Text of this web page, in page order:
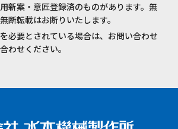
新案・意匠登録済のものがあります。無
断転載はお断りいたします。
必要とされている場合は、お問い合わせ
わせください。